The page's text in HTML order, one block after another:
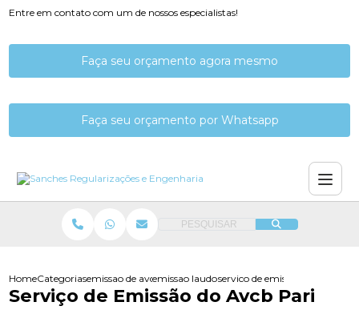
Entre em contato com um de nossos especialistas!
Faça seu orçamento agora mesmo
Faça seu orçamento por Whatsapp
PESQUISAR
HomeCategoriasemissao de avcbemissao laudo de avcbservico de emissao do avcb
Serviço de Emissão do Avcb Pari